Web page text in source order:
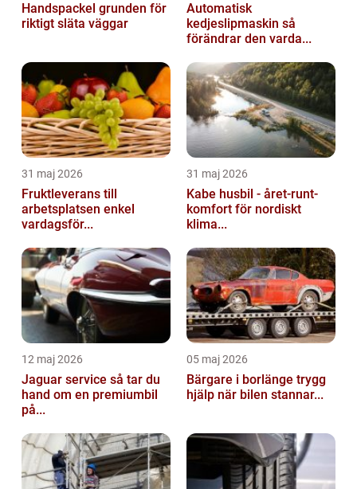
Handspackel grunden för
riktigt släta väggar
Automatisk
kedjeslipmaskin så
förändrar den varda...
31 maj 2026
Fruktleverans till
arbetsplatsen enkel
vardagsför...
31 maj 2026
Kabe husbil - året-runt-
komfort för nordiskt
klima...
12 maj 2026
Jaguar service så tar du
hand om en premiumbil
på...
05 maj 2026
Bärgare i borlänge trygg
hjälp när bilen stannar...